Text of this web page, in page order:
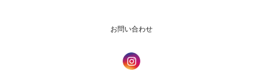
お問い合わせ